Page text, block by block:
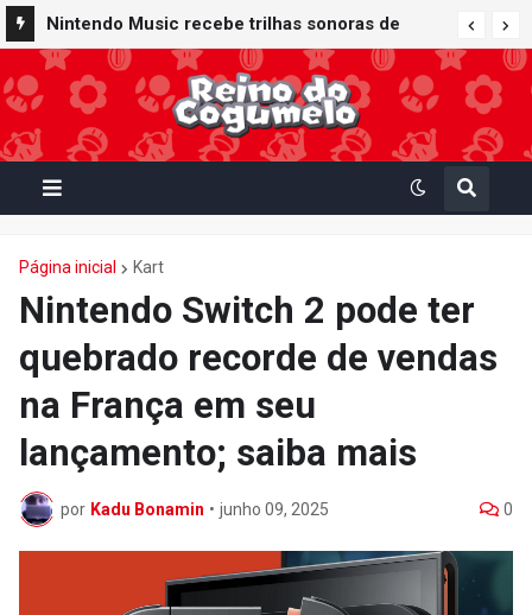
Nintendo Music recebe trilhas sonoras de
Virtual Boy Wario Land, Mario Clash e Mario's
Tennis em adição histórica ao catálogo
Página inicial Kart
Nintendo Switch 2 pode ter
quebrado recorde de vendas
na França em seu
lançamento; saiba mais
por Kadu Bonamin • junho 09, 2025 0